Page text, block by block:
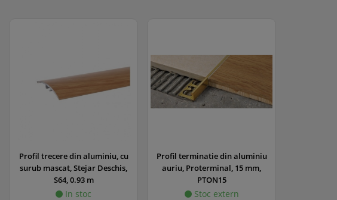
Profil trecere din aluminiu, cu
surub mascat, Stejar Deschis,
S64, 0.93 m
In stoc
Profil terminatie din aluminiu
auriu, Proterminal, 15 mm,
PTON15
Stoc extern